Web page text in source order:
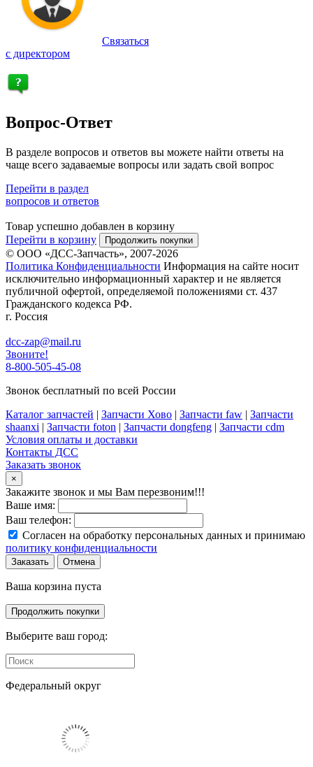
Связаться
с директором
Вопрос-Ответ
В разделе вопросов и ответов вы можете найти ответы на
чаще всего задаваемые вопросы или задать свой вопрос
Перейти в раздел
вопросов и ответов
Товар успешно добавлен в корзину
Перейти в корзину
Продолжить покупки
© ООО «ДСС-Запчасть», 2007-2026
Политика Конфиденциальности Информация на сайте носит
исключительно информационный характер и не является
публичной офертой, определяемой положениями ст. 437
Гражданского кодекса РФ.
г. Россия
dcc-zap@mail.ru
Звоните!
8-800-505-45-08
Звонок бесплатный по всей России
Каталог запчастей | Запчасти Хово | Запчасти faw | Запчасти
shaanxi | Запчасти foton | Запчасти dongfeng | Запчасти cdm
Условия оплаты и доставки
Контакты ДСС
Заказать звонок
×
Закажите звонок и мы Вам перезвоним!!!
Ваше имя:
Ваш телефон:
Согласен на обработку персональных данных и принимаю
политику конфиденциальности
Заказать Отмена
Ваша корзина пуста
Продолжить покупки
Выберите ваш город:
Федеральный округ